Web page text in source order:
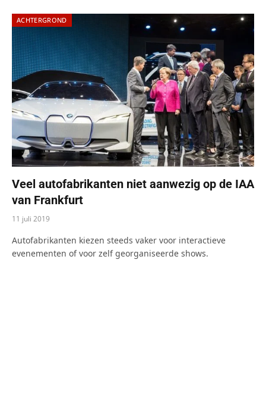
ACHTERGROND
Veel autofabrikanten niet aanwezig op de IAA
van Frankfurt
11 juli 2019
Autofabrikanten kiezen steeds vaker voor interactieve
evenementen of voor zelf georganiseerde shows.